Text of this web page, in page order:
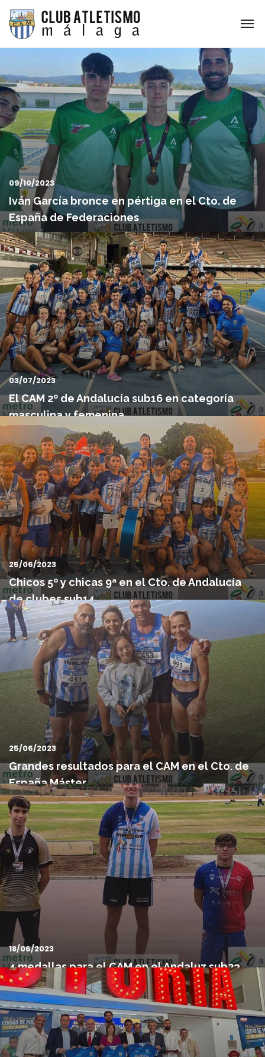
09/10/2023
Iván García bronce en pértiga en el Cto. de
España de Federaciones
El pasado domingo en el campeonato de España de
Federaciones sub16, nuestro atleta Iván García, obtuvo el
bronce en...
03/07/2023
El CAM 2º de Andalucía sub16 en categoría
masculina y femenina
Nueva jornada para la historia del Club Atletismo Málaga, en esta
ocasión en Jerez de la Frontera (Cádiz) con motivo ...
25/06/2023
Chicos 5º y chicas 9ª en el Cto. de Andalucía
de clubes sub14
Este sábado 24 de Junio se celebró en Motril el campeonato de
Andalucía de clubes sub14. Un evento en el que los equi...
25/06/2023
Grandes resultados para el CAM en el Cto. de
España Máster
Este fin de semana hemos podido disfrutar del campeonato de
España Máster de Jérez, un evento donde nuestros atletas ...
18/06/2023
4 medallas para el CAM en el Andaluz sub23
Gran participación de nuestros atletas hoy domingo en el
campeonato de Andalucía SUB-23 celebrado en Málaga. El CA...